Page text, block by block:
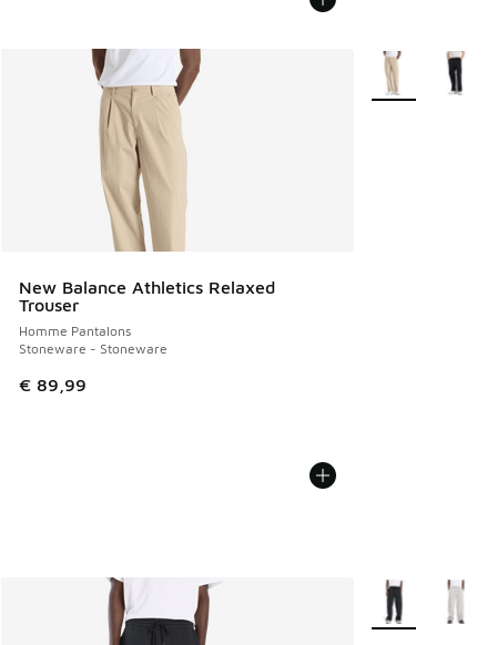
New Balance Athletics Relaxed
Trouser
Homme Pantalons
Stoneware - Stoneware
€ 89,99
Plus de couleurs
Plus de couleurs